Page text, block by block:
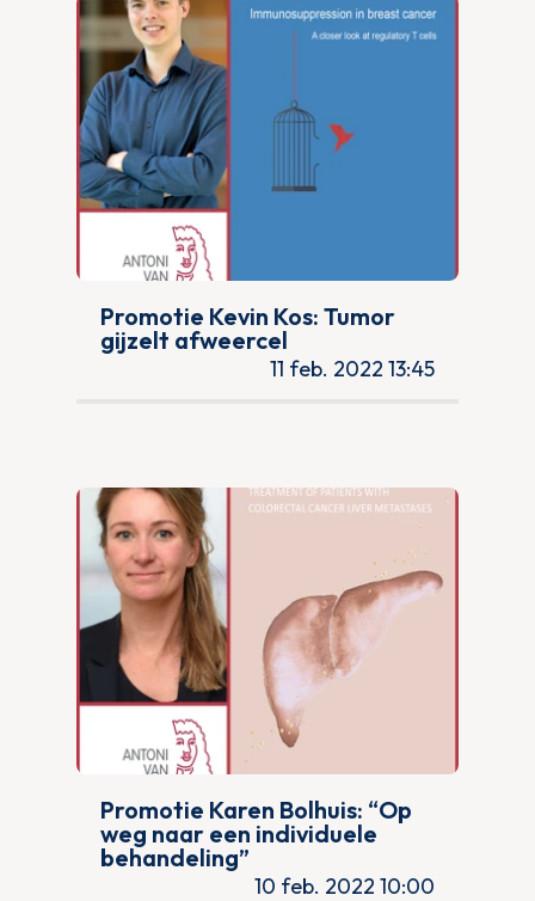
Promotie Kevin Kos: Tumor
gijzelt afweercel
11 feb. 2022 13:45
Promotie Karen Bolhuis: “Op
weg naar een individuele
behandeling”
10 feb. 2022 10:00